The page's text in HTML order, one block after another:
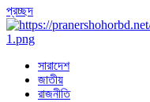
প্রচ্ছদ
সারাদেশ
জাতীয়
রাজনীতি